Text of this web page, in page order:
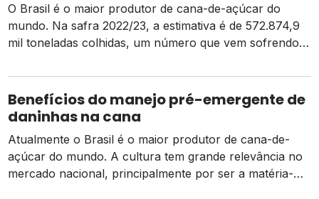
O Brasil é o maior produtor de cana-de-açúcar do
mundo. Na safra 2022/23, a estimativa é de 572.874,9
mil toneladas colhidas, um número que vem sofrendo
desafios ambientais que produtores vêm enfrentando.
As mudanças climáticas representam dificuldades de
planejamento e, por vezes, favorecem o surgimento de
Benefícios do manejo pré-emergente de
daninhas na cana
Atualmente o Brasil é o maior produtor de cana-de-
açúcar do mundo. A cultura tem grande relevância no
mercado nacional, principalmente por ser a matéria-